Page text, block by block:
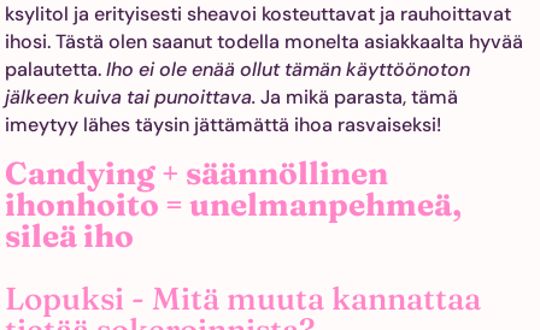
ksylitol ja erityisesti sheavoi kosteuttavat ja rauhoittavat
ihosi. Tästä olen saanut todella monelta asiakkaalta hyvää
palautetta.Iho ei ole enää ollut tämän käyttöönoton
jälkeen kuiva tai punoittava.Ja mikä parasta, tämä
imeytyy lähes täysin jättämättä ihoa rasvaiseksi!
Candying + säännöllinen
ihonhoito = unelmanpehmeä,
sileä iho
Lopuksi - Mitä muuta kannattaa